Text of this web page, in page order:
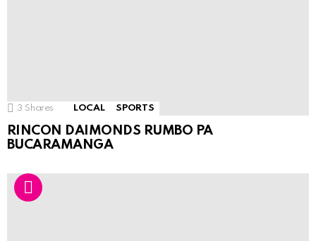
3 Shares LOCAL SPORTS
RINCON DAIMONDS RUMBO PA
BUCARAMANGA